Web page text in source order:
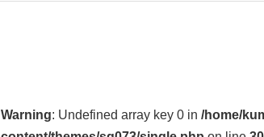
Warning: Undefined array key 0 in /home/